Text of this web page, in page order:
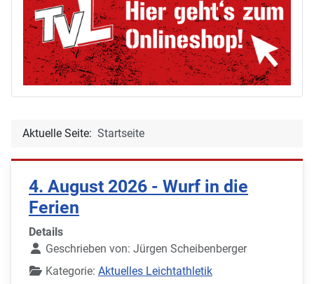
Aktuelle Seite: Startseite
4. August 2026 - Wurf in die
Ferien
Details
Geschrieben von: Jürgen Scheibenberger
Kategorie: Aktuelles Leichtathletik